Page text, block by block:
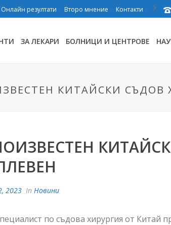
Онлайн резултати Второ мнение Контакти
ЗА ЛЕКАРИ БОЛНИЦИ И ЦЕНТРОВЕ
КИТАЙСКИ СЪДОВ
2023 In Новини
по съдова хирургия от Китай